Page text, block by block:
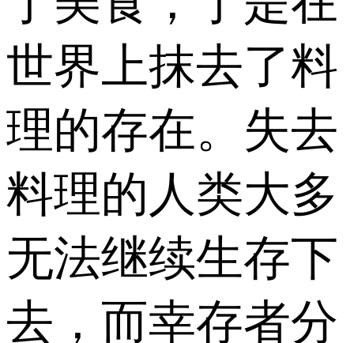
世界上抹去了料
理的存在。失去
料理的人类大多
无法继续生存下
去，而幸存者分